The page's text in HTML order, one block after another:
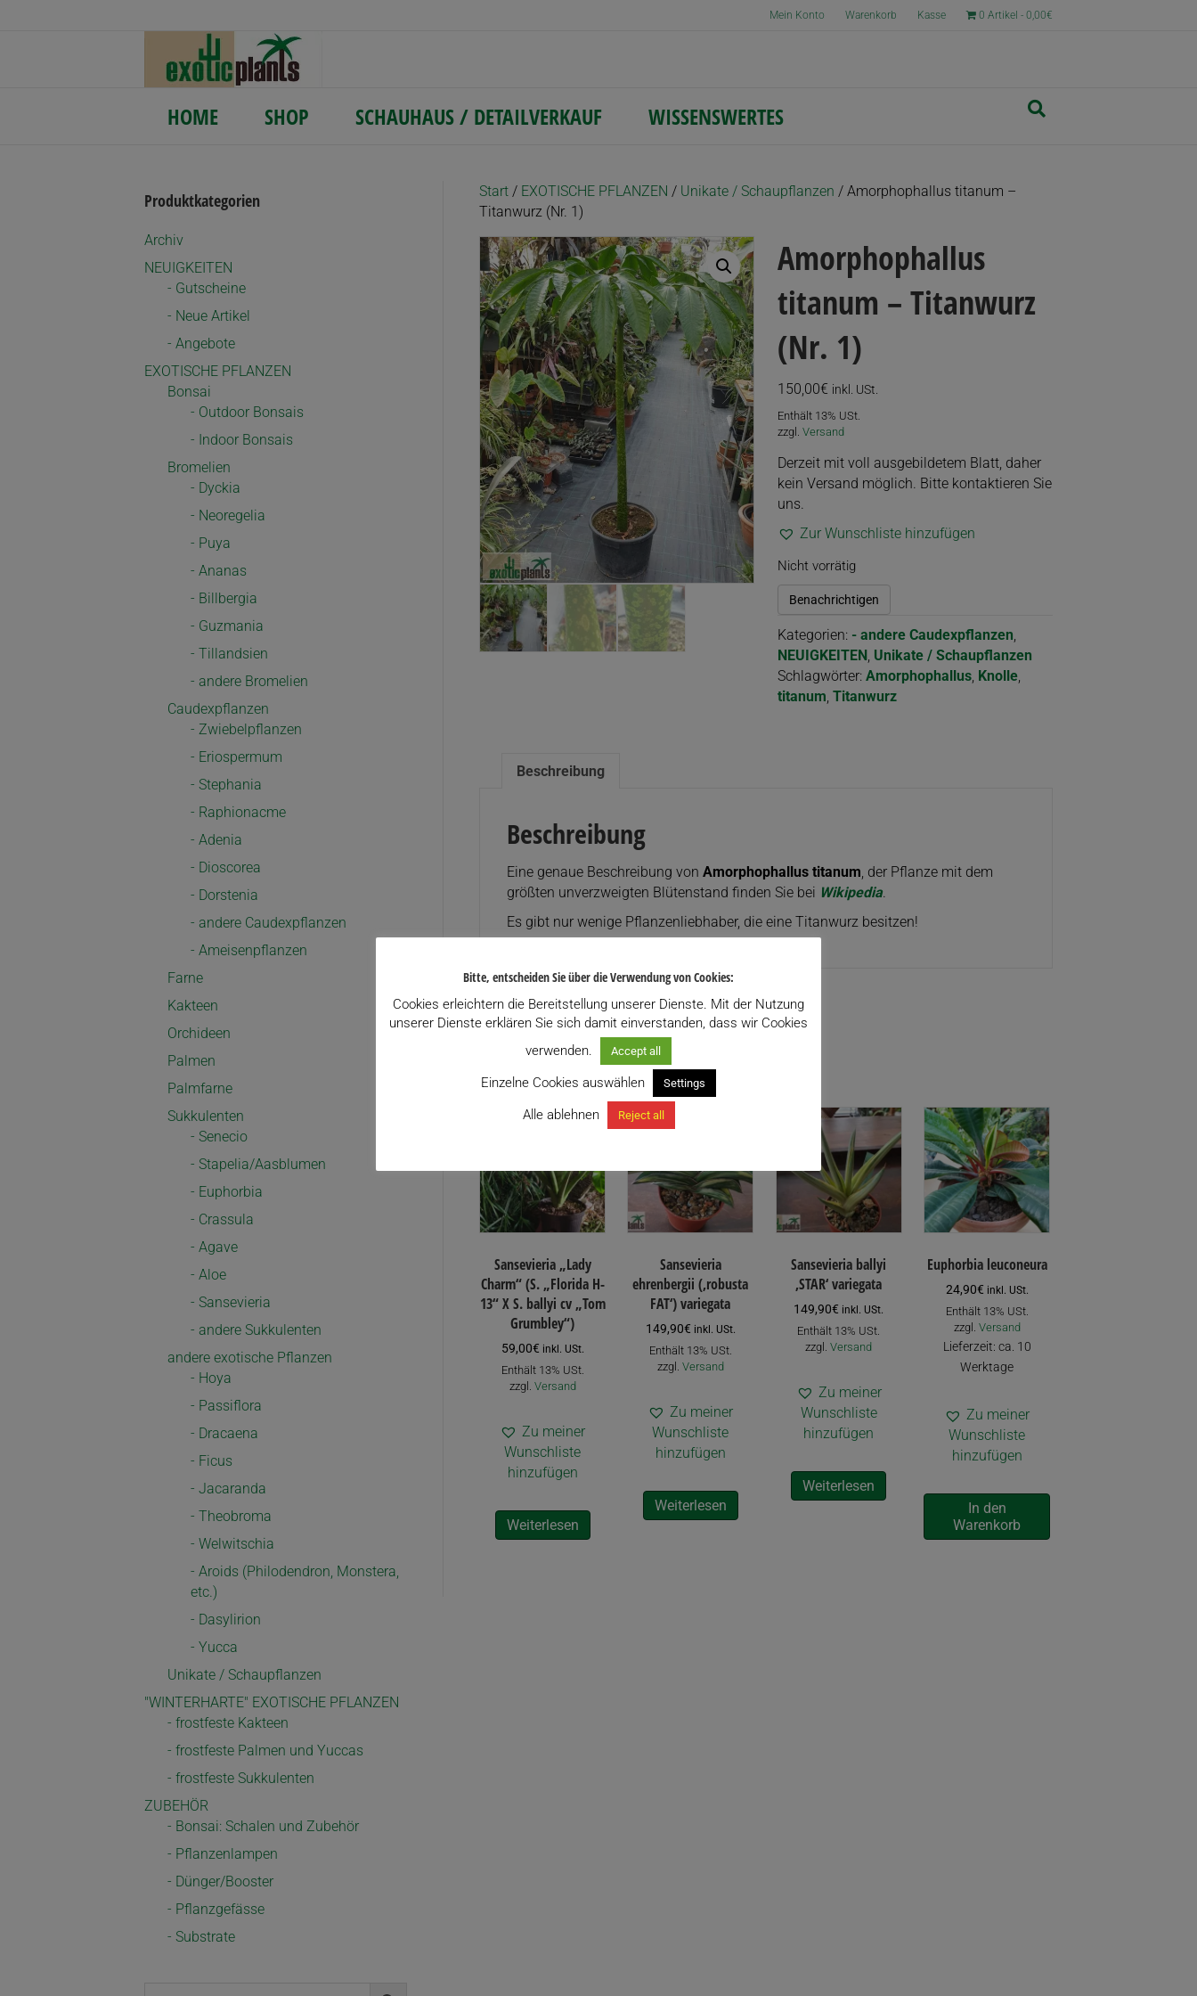
Mein Konto Warenkorb Kasse 0 Artikel 0,00€
HOME SHOP SCHAUHAUS / DETAILVERKAUF WISSENSWERTES
Start / EXOTISCHE PFLANZEN / Unikate / Schaupflanzen / Amorphophallus titanum –
Titanwurz (Nr. 1)
Amorphophallus
titanum – Titanwurz
(Nr. 1)
150,00€ inkl. USt.
Enthält 13% USt.
zzgl. Versand
Derzeit mit voll ausgebildetem Blatt, daher
kein Versand möglich. Bitte kontaktieren Sie
uns.
Zur Wunschliste hinzufügen
Nicht vorrätig
Benachrichtigen
Kategorien: - andere Caudexpflanzen
NEUIGKEITEN, Unikate / Schaupflanzen
Schlagwörter: Amorphophallus, Knolle,
titanum Titanwurz
Beschreibung
Beschreibung
Eine genaue Beschreibung von Amorphophallus titanum , der Pflanze mit dem
größten unverzweigten Blütenstand finden Sie bei Wikipedia.
Es gibt nur wenige Pflanzenliebhaber, die eine Titanwurz besitzen!
Ähnliche Produkte
Sansevieria „Lady
Charm“ (S. „Florida H-
13“ X S. ballyi cv „Tom
Grumbley“)
59,00€ inkl. USt.
Enthält 13% USt.
zzgl. Versand
Zu meiner
Wunschliste
hinzufügen
Weiterlesen
Sansevieria
ehrenbergii (‚robusta
FAT‘) variegata
149,90€ inkl. USt.
Enthält 13% USt.
zzgl. Versand
Zu meiner
Wunschliste
hinzufügen
Weiterlesen
Sansevieria ballyi
‚STAR‘ variegata
149,90€ inkl. USt.
Enthält 13% USt.
zzgl.Versand
Zu meiner
Wunschliste
hinzufügen
Weiterlesen
Euphorbia leuconeura
24,90€ inkl. USt.
Enthält 13% USt.
zzgl. Versand
Lieferzeit: ca. 10
Werktage
Zu meiner
Wunschliste
hinzufügen
In den
Warenkorb
Produktkategorien
Archiv
NEUIGKEITEN
- Gutscheine
- Neue Artikel
- Angebote
EXOTISCHE PFLANZEN
Bonsai
- Outdoor Bonsais
- Indoor Bonsais
Bromelien
- Dyckia
- Neoregelia
- Puya
- Ananas
- Billbergia
- Guzmania
- Tillandsien
- andere Bromelien
Caudexpflanzen
- Zwiebelpflanzen
- Eriospermum
- Stephania
- Raphionacme
- Adenia
- Dioscorea
- Dorstenia
- andere Caudexpflanzen
- Ameisenpflanzen
Farne
Kakteen
Orchideen
Palmen
Palmfarne
Sukkulenten
- Senecio
- Stapelia/Aasblumen
- Euphorbia
- Crassula
- Agave
- Aloe
- Sansevieria
- andere Sukkulenten
andere exotische Pflanzen
- Hoya
- Passiflora
- Dracaena
- Ficus
- Jacaranda
- Theobroma
- Welwitschia
- Aroids (Philodendron, Monstera,
etc.)
- Dasylirion
- Yucca
Unikate / Schaupflanzen
"WINTERHARTE" EXOTISCHE PFLANZEN
- frostfeste Kakteen
- frostfeste Palmen und Yuccas
- frostfeste Sukkulenten
ZUBEHÖR
- Bonsai: Schalen und Zubehör
- Pflanzenlampen
- Dünger/Booster
- Pflanzgefässe
- Substrate
Bitte, entscheiden Sie über die Verwendung von Cookies:
Cookies erleichtern die Bereitstellung unserer Dienste. Mit der Nutzung
unserer Dienste erklären Sie sich damit einverstanden, dass wir Cookies
verwenden.
Accept all
Einzelne Cookies auswählen Settings
Alle ablehnen Reject all